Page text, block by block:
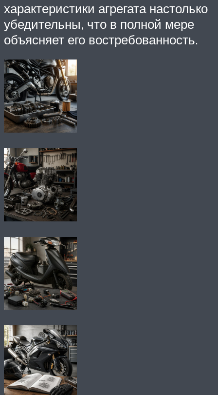
характеристики агрегата настолько
убедительны, что в полной мере
объясняет его востребованность.